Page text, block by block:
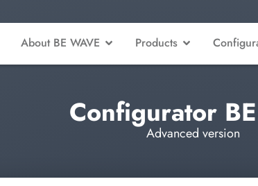
About BE WAVE Products
Configurator
Advanced version